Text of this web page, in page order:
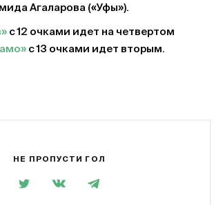
Агаларова («Уфы»).
с 12 очками идет на четвертом
с 13 очками идет вторым.
НЕ ПРОПУСТИ ГОЛ